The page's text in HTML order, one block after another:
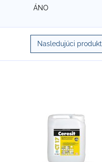
ÁNO
Nasledujúci produkt